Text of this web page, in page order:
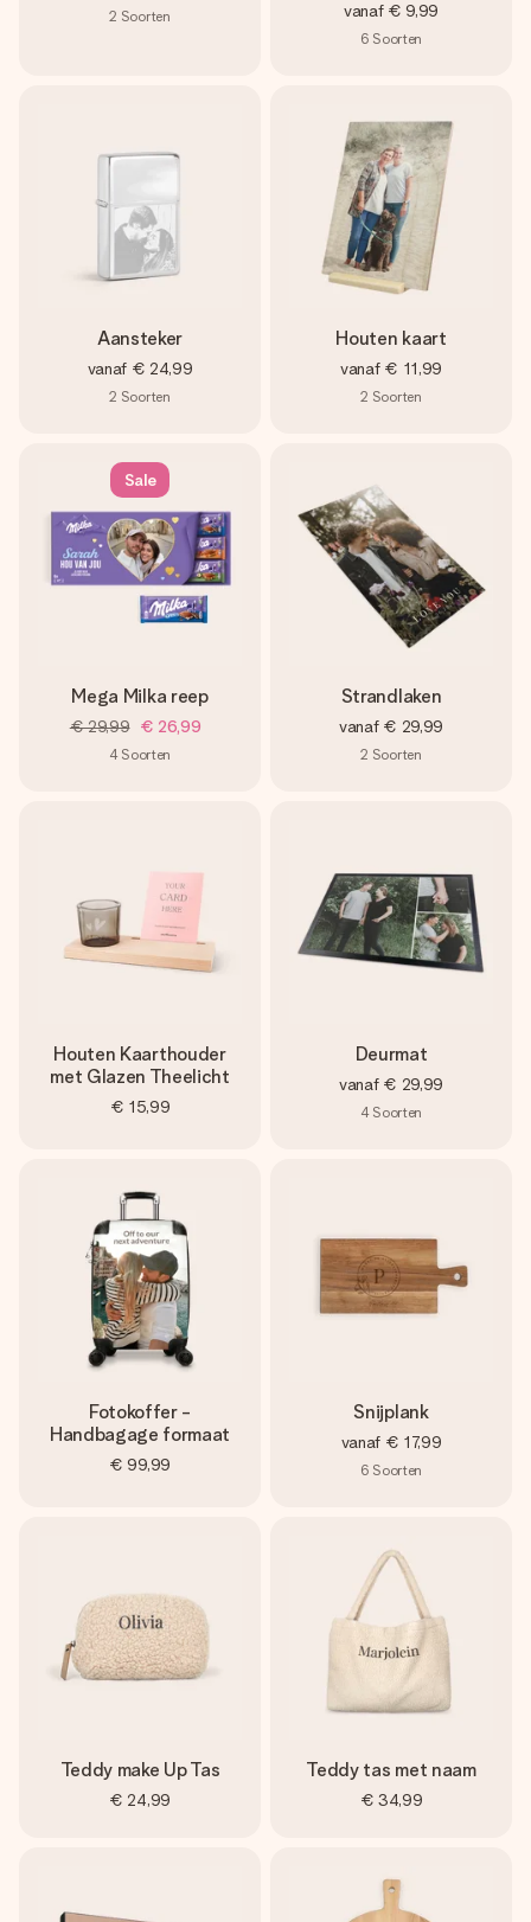
2 Soorten vanaf € 9,99
6 Soorten
Aansteker
vanaf € 24,99
2 Soorten
Houten kaart
vanaf € 11,99
2 Soorten
Sale
Mega Milka reep
€ 29,99 € 26,99
4 Soorten
Strandlaken
vanaf € 29,99
2 Soorten
Houten Kaarthouder
met Glazen Theelicht
€ 15,99
Deurmat
vanaf € 29,99
4 Soorten
Fotokoffer -
Handbagage formaat
€ 99,99
Snijplank
vanaf € 17,99
6 Soorten
Teddy make Up Tas
€ 24,99
Teddy tas met naam
€ 34,99